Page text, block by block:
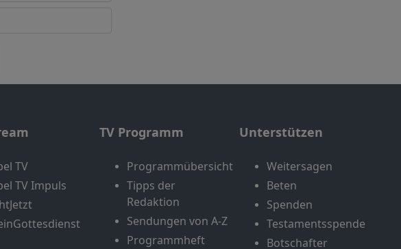
TV
TV Impuls
TV Programm
Programmübersicht
Tipps der
Redaktion
Sendungen von A-Z
Programmheft
Unterstützen
Weitersagen
Beten
Spenden
Testamentsspende
Botschafter